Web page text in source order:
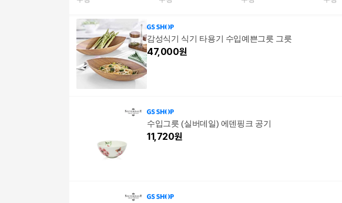
혼수 집들이 선물세트
테이블웨어 플레이팅
감성식기 식기 타용기 수입예쁜그릇 그릇
47,000원
수입그릇 (실버데일) 에덴핑크 공기
11,720원